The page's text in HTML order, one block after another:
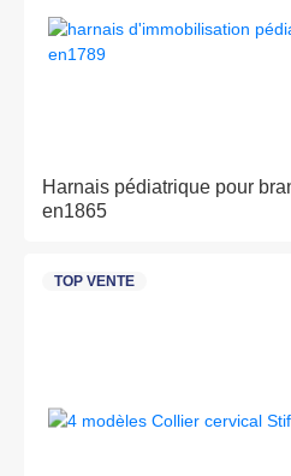
Harnais pédiatrique pour
en1865
TOP VENTE